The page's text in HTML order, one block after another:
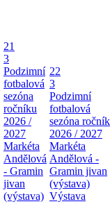
21
3
Podzimní
fotbalová
sezóna
ročníku
2026 /
2027
Markéta
Andělová
- Gramin
jivan
(výstava)
22
3
Podzimní
fotbalová
sezóna
2026 / 2027
Markéta
Andělová -
Gramin jivan
(výstava)
Výstava